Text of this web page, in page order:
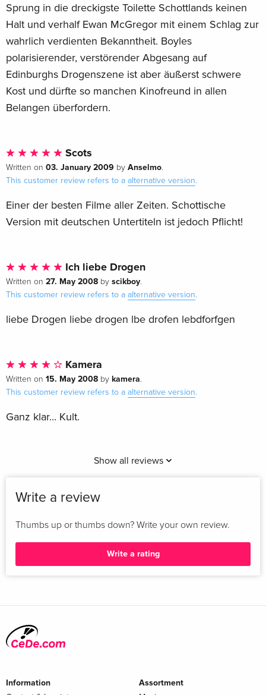
Sprung in die dreckigste Toilette Schottlands keinen
Halt und verhalf Ewan McGregor mit einem Schlag zur
wahrlich verdienten Bekanntheit. Boyles
polarisierender, verstörender Abgesang auf
Edinburghs Drogenszene ist aber äußerst schwere
Kost und dürfte so manchen Kinofreund in allen
Belangen überfordern.
Scots
Written on 03. January 2009 by Anselmo.
This customer review refers to a alternative version.
Einer der besten Filme aller Zeiten. Schottische
Version mit deutschen Untertiteln ist jedoch Pflicht!
Ich liebe Drogen
Written on 27. May 2008 by scikboy.
This customer review refers to a alternative version.
liebe Drogen liebe drogen lbe drofen lebdforfgen
Kamera
Written on 15. May 2008 by kamera.
This customer review refers to a alternative version.
Ganz klar... Kult.
Show all reviews
Write a review
Thumbs up or thumbs down? Write your own review.
Write a rating
Information
Assortment